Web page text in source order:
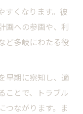
すくなります。彼
画への参画や、利
ど多岐にわたる役
早期に察知し、適
ことで、トラブル
つながります。ま